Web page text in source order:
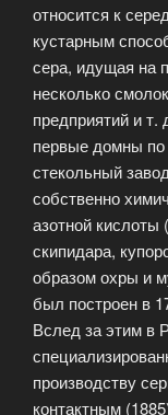
относится к
кустарным
сера, идущая на
несколько
предприятий и
первые домны по
стекольный
собственно
азотной кислоты
скипидара,
образом охры и
был построен в
Вслед за этим в
производству
контактным